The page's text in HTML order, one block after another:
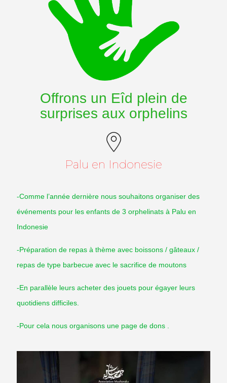
Offrons un Eîd plein de
surprises aux orphelins
Palu en Indonesie
-Comme l’année dernière nous souhaitons organiser des
événements pour les enfants de 3 orphelinats à Palu en
Indonesie
-Préparation de repas à thème avec boissons / gâteaux /
repas de type barbecue avec le sacrifice de moutons
-En parallèle leurs acheter des jouets pour égayer leurs
quotidiens difficiles.
-Pour cela nous organisons une page de dons .